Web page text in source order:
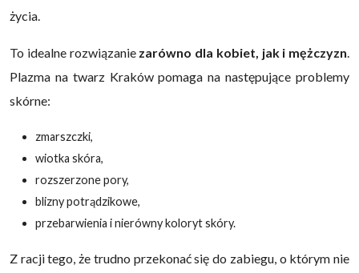
życia.
To idealne rozwiązanie zarówno dla kobiet, jak i mężczyzn
Plazma na twarz Kraków pomaga na następujące problemy
skórne:
zmarszczki,
wiotka skóra,
rozszerzone pory,
blizny potrądzikowe,
przebarwienia i nierówny koloryt skóry.
Z racji tego, że trudno przekonać się do zabiegu, o którym nie